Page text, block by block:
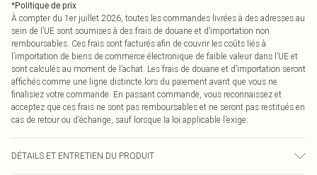
*Politique de prix
À compter du 1er juillet 2026, toutes les commandes livrées à des adresses au
sein de l’UE sont soumises à des frais de douane et d’importation non
remboursables. Ces frais sont facturés afin de couvrir les coûts liés à
l’importation de biens de commerce électronique de faible valeur dans l’UE et
sont calculés au moment de l’achat. Les frais de douane et d’importation seront
affichés comme une ligne distincte lors du paiement avant que vous ne
finalisiez votre commande. En passant commande, vous reconnaissez et
acceptez que ces frais ne sont pas remboursables et ne seront pas restitués en
cas de retour ou d’échange, sauf lorsque la loi applicable l’exige.
DÉTAILS ET ENTRETIEN DU PRODUIT